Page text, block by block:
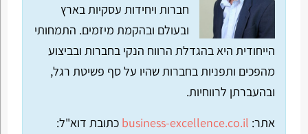
חברות ויחידות עסקיות בארץ
ובעולם ובהקמת מיזמים. התמחותי
הייחודית היא בהגדלת הרווח הנקי בחברות ובביצוע
מהפכים ותפניות בחברות שהיו על סף פשיטת רגל,
ובהעברתן לרווחיות.
אתר: business-excellence.co.il כתובת דוא"ל: